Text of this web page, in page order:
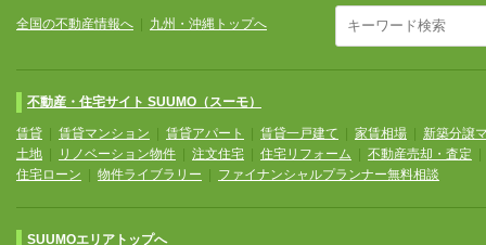
全国の不動産情報へ 九州・沖縄トップへ
不動産・住宅サイト SUUMO（スーモ）
賃貸 賃貸マンション 賃貸アパート 賃貸一戸建て 家賃相場
新築分譲
土地
リノベーション物件 注文住宅 住宅リフォーム 不動産売却・査定
住宅ローン
物件ライブラリー ファイナンシャルプランナー無料相談
SUUMOエリアトップへ